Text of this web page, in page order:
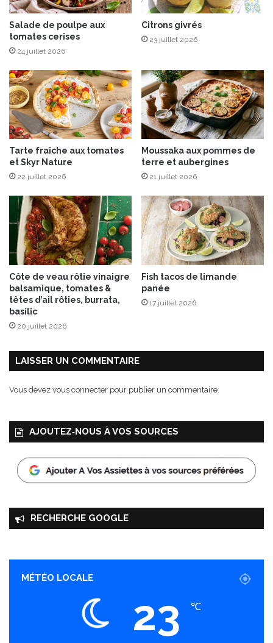
l
l
e
n
e
e
t
g
a
s
r
o
i
l
l
y
t
s
p
é
c
u
o
o
Salade de poulpe aux
tomates cerises
24 juillet 2026
Citrons givrés
23 juillet 2026
Tarte fraîche aux tomates
et Skyr Nature
22 juillet 2026
Moussaka aux pommes de
terre et aubergines
21 juillet 2026
Côte de veau rôtie vinaigre
balsamique, tomates &
têtes d’ail rôties, burrata,
basilic
20 juillet 2026
Fish tacos de limande
panée
17 juillet 2026
LAISSER UN COMMENTAIRE
Vous devez vous connecter pour publier un commentaire.
AJOUTEZ‑NOUS À VOS SOURCES
RECHERCHE GOOGLE
MÉTÉO LOCALE
23 ℃